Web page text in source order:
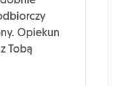
Opiekun
Tobą